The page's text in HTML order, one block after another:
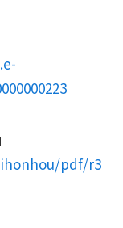
pdf/r3